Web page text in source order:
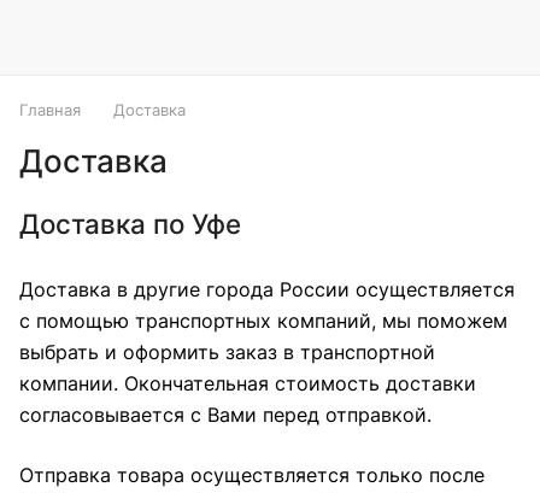
Главная Доставка
Доставка
Доставка по Уфе
Доставка в другие города России осуществляется
с помощью транспортных компаний, мы поможем
выбрать и оформить заказ в транспортной
компании. Окончательная стоимость доставки
согласовывается с Вами перед отправкой.
Отправка товара осуществляется только после